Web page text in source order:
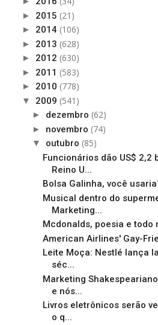
► 2015 (21)
► 2014 (106)
► 2013 (628)
► 2012 (630)
► 2011 (583)
► 2010 (778)
▼ 2009 (541)
► dezembro (62)
► novembro (74)
▼ outubro (85)
Funcionários dão US$ 2,2
Reino U...
Bolsa Galinha, você
Musical dentro do
Marketing...
Mcdonalds, poesia e todo
American Airlines' Gay-
Leite Moça: Nestlé lança
séc...
Marketing
e nós...
Livros eletrônicos serão
o q...